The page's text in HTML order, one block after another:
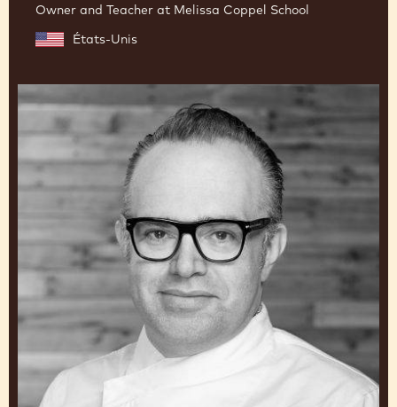
Owner and Teacher at Melissa Coppel School
États-Unis
Christophe
Morel